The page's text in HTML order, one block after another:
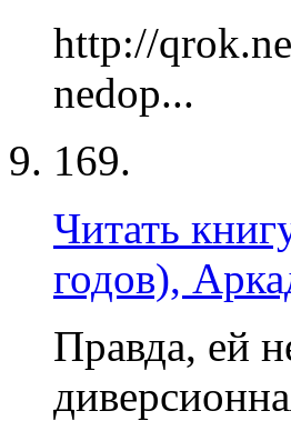
http://
nedop...
169.
Читать
годов),
Правда, ей